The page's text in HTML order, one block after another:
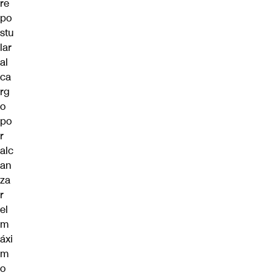
re
po
stu
lar
al
ca
rg
o
po
r
alc
an
za
r
el
m
áxi
m
o